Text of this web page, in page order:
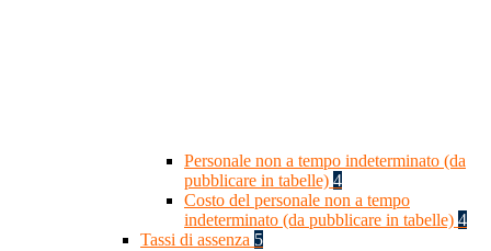
Personale non a tempo indeterminato (da
pubblicare in tabelle) 4
Costo del personale non a tempo
indeterminato (da pubblicare in tabelle) 4
Tassi di assenza 5